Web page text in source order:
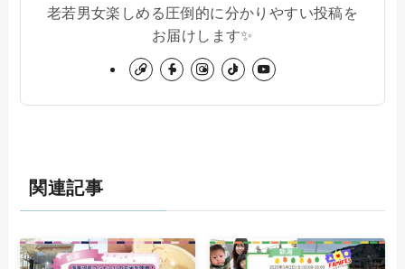
老若男女楽しめる圧倒的に分かりやすい投稿を
お届けします✨
関連記事